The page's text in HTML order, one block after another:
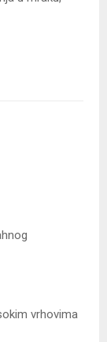
vrhovima